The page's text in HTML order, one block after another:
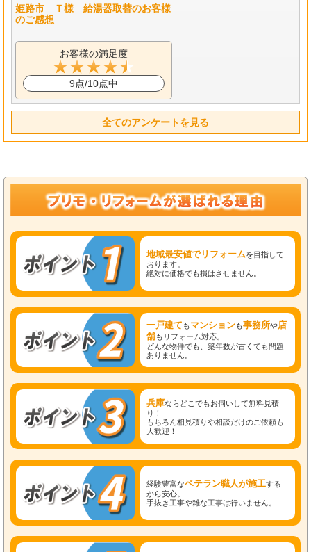
姫路市 Ｔ様 給湯器取替のお客様
のご感想
お客様の満足度
9点/10点中
全てのアンケートを見る
地域最安値でリフォームを目指して
おります。
絶対に価格でも損はさせません。
一戸建て もマンションも事務所や店
舗もリフォーム対応。
どんな物件でも、築年数が古くても問題
ありません。
兵庫ならどこでもお伺いして無料見積
り！
もちろん相見積りや相談だけのご依頼も
大歓迎！
経験豊富なベテラン職人が施工する
から安心。
手抜き工事や雑な工事は行いません。